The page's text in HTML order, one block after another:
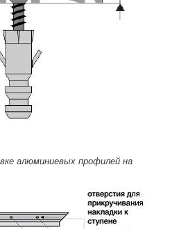
алюминиевых профилей на